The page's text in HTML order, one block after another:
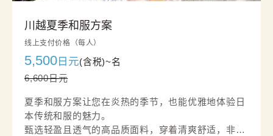
川越夏季和服方案
线上支付价格（每人）
5,500 日元(含税)~名
6,600日元
夏季和服方案让您在炎热的季节，也能优雅地体验日
本传统和服的魅力。
甄选轻盈且透气的高品质面料，穿着清爽舒适，非常